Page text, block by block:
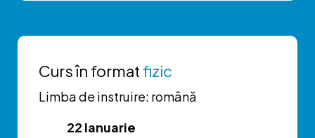
Curs în formatfizic
Limba de instruire: română
22 Ianuarie